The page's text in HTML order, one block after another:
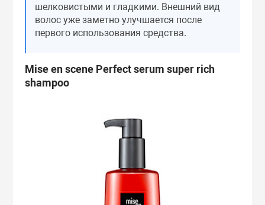
шелковистыми и гладкими. Внешний вид
волос уже заметно улучшается после
первого использования средства.
Mise en scene Perfect serum super rich
shampoo